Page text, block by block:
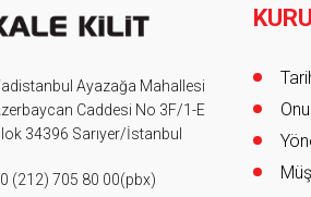
Ayazağa Mahallesi
Caddesi No 3F/1-E
34396 Sarıyer/İstanbul
(212) 705 80 00(pbx)